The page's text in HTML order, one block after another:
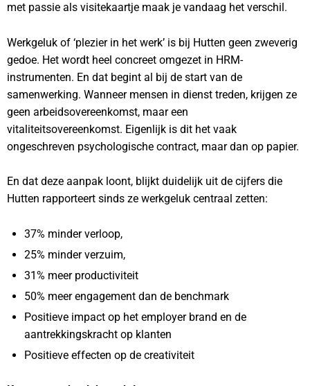
met passie als visitekaartje maak je vandaag het verschil.
Werkgeluk of ‘plezier in het werk’ is bij Hutten geen zweverig
gedoe. Het wordt heel concreet omgezet in HRM-
instrumenten. En dat begint al bij de start van de
samenwerking. Wanneer mensen in dienst treden, krijgen ze
geen arbeidsovereenkomst, maar een
vitaliteitsovereenkomst. Eigenlijk is dit het vaak
ongeschreven psychologische contract, maar dan op papier.
En dat deze aanpak loont, blijkt duidelijk uit de cijfers die
Hutten rapporteert sinds ze werkgeluk centraal zetten:
37% minder verloop,
25% minder verzuim,
31% meer productiviteit
50% meer engagement dan de benchmark
Positieve impact op het employer brand en de
aantrekkingskracht op klanten
Positieve effecten op de creativiteit